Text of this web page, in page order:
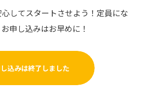
してスタートさせよう！定員にな
申し込みはお早めに！
込みは終了しました